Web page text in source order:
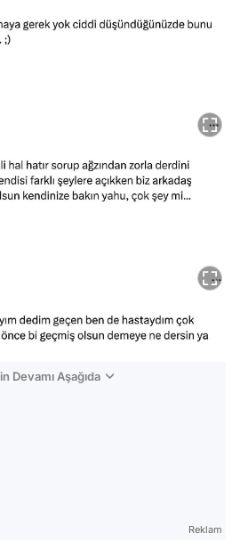
Devamı Aşağıda
Reklam